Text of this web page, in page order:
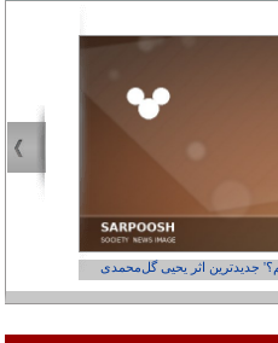
جدیدترین اثر یحیی گل‌محمدی